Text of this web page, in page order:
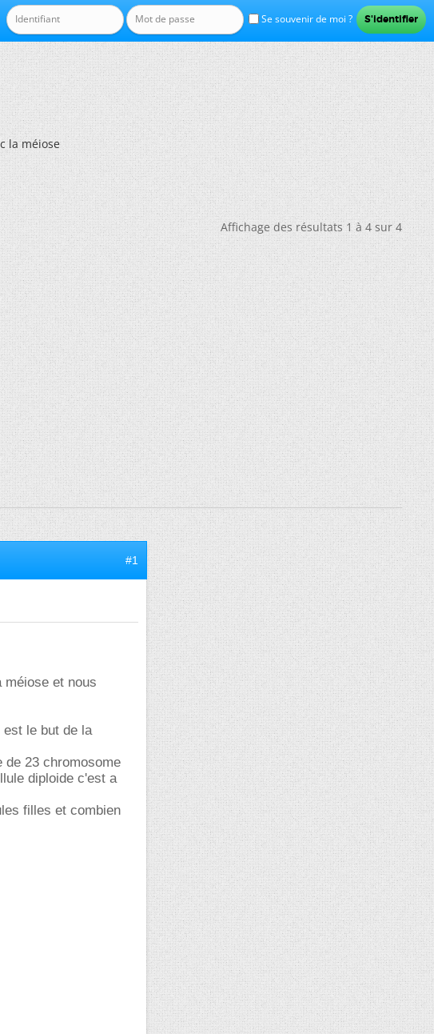
Se souvenir de moi ?
la méiose
Affichage des résultats 1 à 4 sur 4
#1
méiose et nous
est le but de la
de 23 chromosome
diploide c'est a
filles et combien